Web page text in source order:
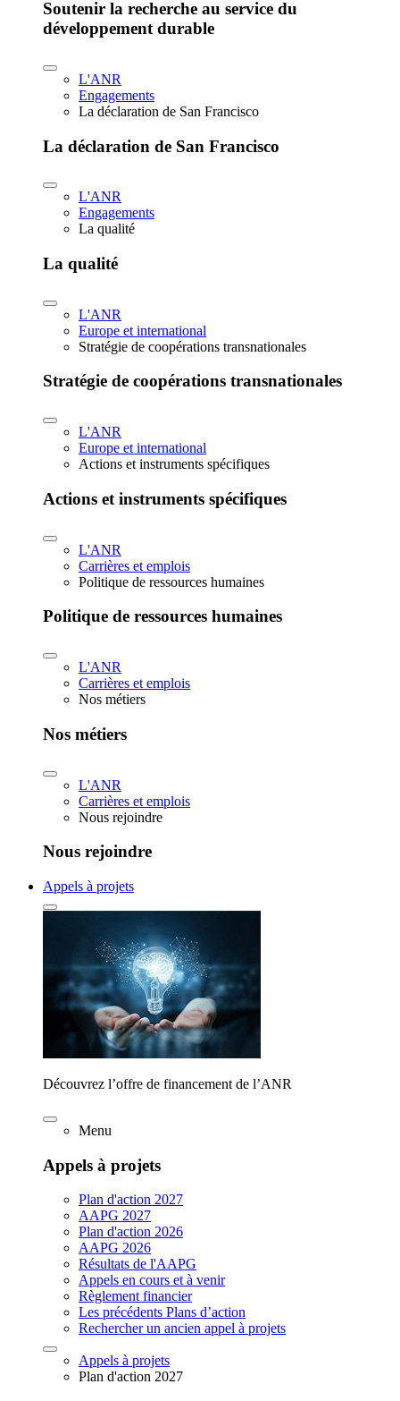
Soutenir la recherche au service du
développement durable
L'ANR
Engagements
La déclaration de San Francisco
La déclaration de San Francisco
L'ANR
Engagements
La qualité
La qualité
L'ANR
Europe et international
Stratégie de coopérations transnationales
Stratégie de coopérations transnationales
L'ANR
Europe et international
Actions et instruments spécifiques
Actions et instruments spécifiques
L'ANR
Carrières et emplois
Politique de ressources humaines
Politique de ressources humaines
L'ANR
Carrières et emplois
Nos métiers
Nos métiers
L'ANR
Carrières et emplois
Nous rejoindre
Nous rejoindre
Appels à projets
Découvrez l’offre de financement de l’ANR
Menu
Appels à projets
Plan d'action 2027
AAPG 2027
Plan d'action 2026
AAPG 2026
Résultats de l'AAPG
Appels en cours et à venir
Règlement financier
Les précédents Plans d’action
Rechercher un ancien appel à projets
Appels à projets
Plan d'action 2027